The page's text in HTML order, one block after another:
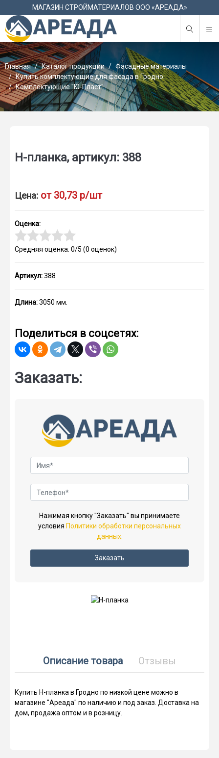
МАГАЗИН СТРОЙМАТЕРИАЛОВ ООО «АРЕАДА»
Главная Каталог продукции
Фасадные материалы
Купить комплектующие для фасада в Гродно
Комплектующие "Ю-Пласт"
Н-планка, артикул: 388
Цена: от 30,73 р/шт
Оценка:
Средняя оценка: 0/5 (0 оценок)
Артикул:388
Длина:3050 мм.
Поделиться в соцсетях:
Заказать:
Нажимая кнопку "Заказать" вы принимаете
условия Политики обработки персональных
данных.
Заказать
Описание товара Отзывы
Купить Н-планка в Гродно по низкой цене можно в
магазине "Ареада" по наличию и под заказ. Доставка на
дом, продажа оптом и в розницу.